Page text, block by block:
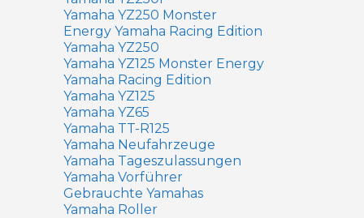
Yamaha YZ250 Monster
Energy Yamaha Racing Edition
Yamaha YZ250
Yamaha YZ125 Monster Energy
Yamaha Racing Edition
Yamaha YZ125
Yamaha YZ65
Yamaha TT-R125
Yamaha Neufahrzeuge
Yamaha Tageszulassungen
Yamaha Vorführer
Gebrauchte Yamahas
Yamaha Roller